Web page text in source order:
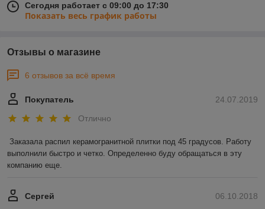
Сегодня работает с 09:00 до 17:30
Показать весь график работы
Отзывы о магазине
6 отзывов за всё время
24.07.2019
Покупатель
Отлично
Заказала распил керамогранитной плитки под 45 градусов. Работу
выполнили быстро и четко. Определенно буду обращаться в эту
компанию еще.
06.10.2018
Сергей